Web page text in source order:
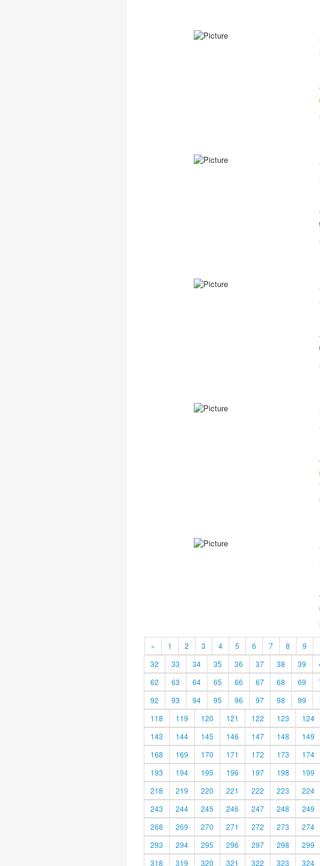
« 1 2 3 4 5 6 7 8 9
32
33 34 35 36 37 38 39
62
63 64 65 66 67 68 69
92
93 94 95 96 97 98 99
118
119 120 121 122 123 124
143
144 145 146 147 148 149
168
169 170 171 172 173 174
193
194 195 196 197 198 199
218
219 220 221 222 223 224
243
244 245 246 247 248 249
268
269 270 271 272 273 274
293
294 295 296 297 298 299
318
319 320 321 322 323 324